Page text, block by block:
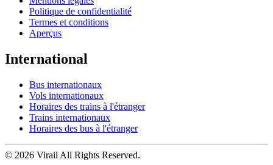
Politique de confidentialité
Termes et conditions
Aperçus
International
Bus internationaux
Vols internationaux
Horaires des trains à l'étranger
Trains internationaux
Horaires des bus à l'étranger
© 2026 Virail All Rights Reserved.